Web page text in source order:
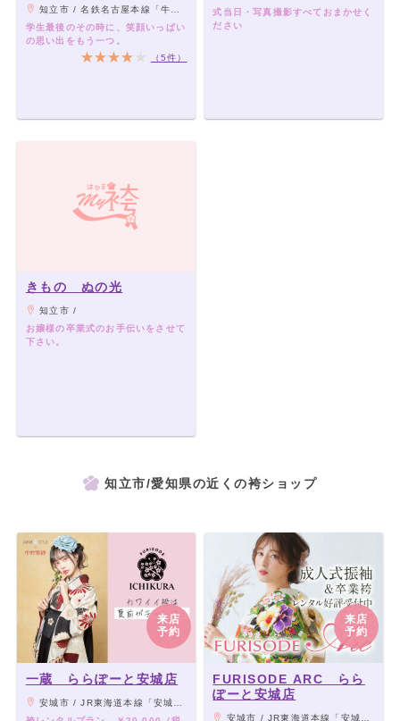
知立市 / 名鉄名古屋本線「牛田駅」から徒歩13分
学生最後のその時に、笑顔いっぱい
の思い出をもう一つ。
（5件）
式当日・写真撮影すべておまかせく
ださい
きもの ぬの光
知立市 /
お嬢様の卒業式のお手伝いをさせて
下さい。
知立市/愛知県の近くの袴ショップ
来店
予約
一蔵 ららぽーと安城店
安城市 / JR東海道本線「安城駅」より車8分、名古屋鉄道西尾線「北安城駅」より車7分
来店
予約
FURISODE ARC らら
ぽーと安城店
安城市 / JR東海道本線「安城駅」北口より徒歩10分